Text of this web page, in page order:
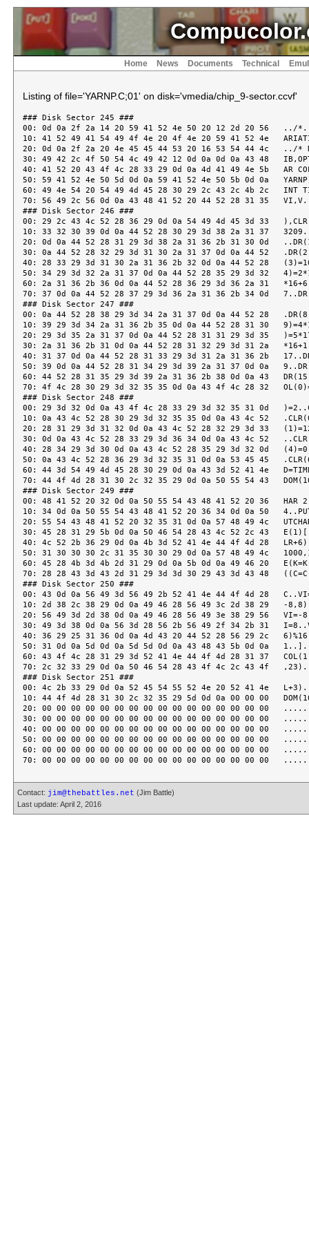
Home News Documents Technical
Listing of file='YARNP.C;01' on disk='vmedia/chip_9-sector.ccvf'
### Disk Sector 245 ###
00: 0d 0a 2f 2a 14 20 59 41 52 4e 50 20 12 2d 20 56   ../*.
10: 41 52 49 41 54 49 4f 4e 20 4f 4e 20 59 41 52 4e
20: 0d 0a 2f 2a 20 4e 45 45 44 53 20 16 53 54 44 4c   ../*
30: 49 42 2c 4f 50 54 4c 49 42 12 0d 0a 0d 0a 43 48
40: 41 52 20 43 4f 4c 28 33 29 0d 0a 4d 41 49 4e 5b   AR
50: 59 41 52 4e 50 5d 0d 0a 59 41 52 4e 50 5b 0d 0a
60: 49 4e 54 20 54 49 4d 45 28 30 29 2c 43 2c 4b 2c   INT
70: 56 49 2c 56 0d 0a 43 48 41 52 20 44 52 28 31 35
### Disk Sector 246 ###
00: 29 2c 43 4c 52 28 36 29 0d 0a 54 49 4d 45 3d 33
10: 33 32 30 39 0d 0a 44 52 28 30 29 3d 38 2a 31 37
20: 0d 0a 44 52 28 31 29 3d 38 2a 31 36 2b 31 30 0d
30: 0a 44 52 28 32 29 3d 31 30 2a 31 37 0d 0a 44 52
40: 28 33 29 3d 31 30 2a 31 36 2b 32 0d 0a 44 52 28
50: 34 29 3d 32 2a 31 37 0d 0a 44 52 28 35 29 3d 32
60: 2a 31 36 2b 36 0d 0a 44 52 28 36 29 3d 36 2a 31
70: 37 0d 0a 44 52 28 37 29 3d 36 2a 31 36 2b 34 0d
### Disk Sector 247 ###
00: 0a 44 52 28 38 29 3d 34 2a 31 37 0d 0a 44 52 28
10: 39 29 3d 34 2a 31 36 2b 35 0d 0a 44 52 28 31 30
20: 29 3d 35 2a 31 37 0d 0a 44 52 28 31 31 29 3d 35
30: 2a 31 36 2b 31 0d 0a 44 52 28 31 32 29 3d 31 2a
40: 31 37 0d 0a 44 52 28 31 33 29 3d 31 2a 31 36 2b
50: 39 0d 0a 44 52 28 31 34 29 3d 39 2a 31 37 0d 0a
60: 44 52 28 31 35 29 3d 39 2a 31 36 2b 38 0d 0a 43
70: 4f 4c 28 30 29 3d 32 35 35 0d 0a 43 4f 4c 28 32
### Disk Sector 248 ###
00: 29 3d 32 0d 0a 43 4f 4c 28 33 29 3d 32 35 31 0d
10: 0a 43 4c 52 28 30 29 3d 32 35 35 0d 0a 43 4c 52
20: 28 31 29 3d 31 32 0d 0a 43 4c 52 28 32 29 3d 33
30: 0d 0a 43 4c 52 28 33 29 3d 36 34 0d 0a 43 4c 52
40: 28 34 29 3d 30 0d 0a 43 4c 52 28 35 29 3d 32 0d
50: 0a 43 4c 52 28 36 29 3d 32 35 31 0d 0a 53 45 45
60: 44 3d 54 49 4d 45 28 30 29 0d 0a 43 3d 52 41 4e
70: 44 4f 4d 28 31 30 2c 32 35 29 0d 0a 50 55 54 43
### Disk Sector 249 ###
00: 48 41 52 20 32 0d 0a 50 55 54 43 48 41 52 20 36   HAR
10: 34 0d 0a 50 55 54 43 48 41 52 20 36 34 0d 0a 50
20: 55 54 43 48 41 52 20 32 35 31 0d 0a 57 48 49 4c
30: 45 28 31 29 5b 0d 0a 50 46 54 28 43 4c 52 2c 43
40: 4c 52 2b 36 29 0d 0a 4b 3d 52 41 4e 44 4f 4d 28
50: 31 30 30 30 2c 31 35 30 30 29 0d 0a 57 48 49 4c
60: 45 28 4b 3d 4b 2d 31 29 0d 0a 5b 0d 0a 49 46 20
70: 28 28 43 3d 43 2d 31 29 3d 3d 30 29 43 3d 43 48   ((C=C-
### Disk Sector 250 ###
00: 43 0d 0a 56 49 3d 56 49 2b 52 41 4e 44 4f 4d 28
10: 2d 38 2c 38 29 0d 0a 49 46 28 56 49 3c 2d 38 29   -
20: 56 49 3d 2d 38 0d 0a 49 46 28 56 49 3e 38 29 56   VI=-
30: 49 3d 38 0d 0a 56 3d 28 56 2b 56 49 2f 34 2b 31
40: 36 29 25 31 36 0d 0a 4d 43 20 44 52 28 56 29 2c
50: 31 0d 0a 5d 0d 0a 5d 5d 0d 0a 43 48 43 5b 0d 0a
60: 43 4f 4c 28 31 29 3d 52 41 4e 44 4f 4d 28 31 37
70: 2c 32 33 29 0d 0a 50 46 54 28 43 4f 4c 2c 43 4f
### Disk Sector 251 ###
00: 4c 2b 33 29 0d 0a 52 45 54 55 52 4e 20 52 41 4e
10: 44 4f 4d 28 31 30 2c 32 35 29 5d 0d 0a 00 00 00
20: 00 00 00 00 00 00 00 00 00 00 00 00 00 00 00 00
30: 00 00 00 00 00 00 00 00 00 00 00 00 00 00 00 00
40: 00 00 00 00 00 00 00 00 00 00 00 00 00 00 00 00
50: 00 00 00 00 00 00 00 00 00 00 00 00 00 00 00 00
60: 00 00 00 00 00 00 00 00 00 00 00 00 00 00 00 00
Contact: jim@thebattles.net (Jim Battle)
Last update: April 2, 2016